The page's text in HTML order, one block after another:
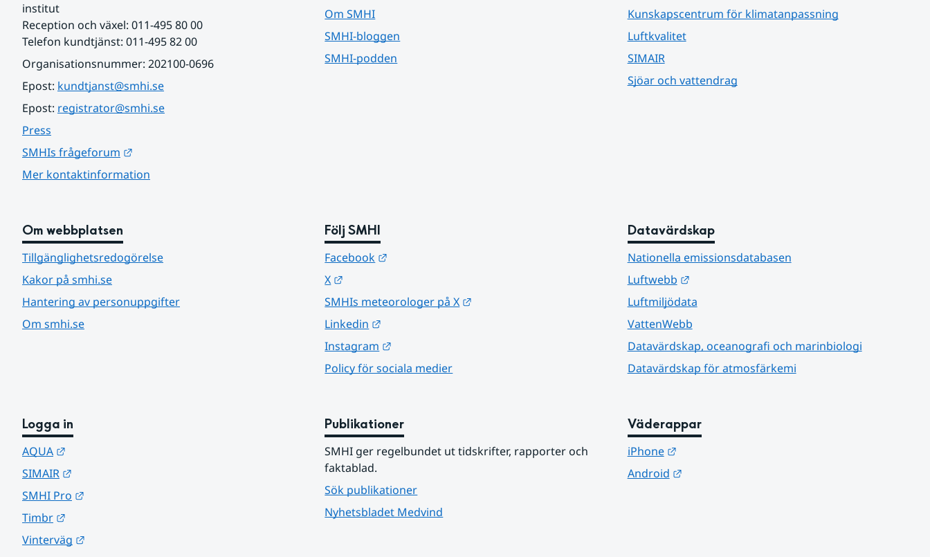
institut
Reception och växel: 011-495 80 00
Telefon kundtjänst: 011-495 82 00
Organisationsnummer: 202100-0696
Epost: kundtjanst@smhi.se
Epost: registrator@smhi.se
Press
SMHIs frågeforum
Mer kontaktinformation
Om SMHI
SMHI-bloggen
SMHI-podden
Kunskapscentrum för klimatanpassning
Luftkvalitet
SIMAIR
Sjöar och vattendrag
Om webbplatsen
Tillgänglighetsredogörelse
Kakor på smhi.se
Hantering av personuppgifter
Om smhi.se
Följ SMHI
Facebook
X
SMHIs meteorologer på X
Linkedin
Instagram
Policy för sociala medier
Datavärdskap
Nationella emissionsdatabasen
Luftwebb
Länk till annan webbplats.
Luftmiljödata
VattenWebb
Datavärdskap, oceanografi och marinbiologi
Datavärdskap för atmosfärkemi
Logga in
AQUA
SIMAIR
SMHI Pro
Timbr
Vinterväg
Publikationer
SMHI ger regelbundet ut tidskrifter, rapporter och
faktablad.
Sök publikationer
Nyhetsbladet Medvind
Väderappar
iPhone
Länk till annan webbplats.
Android
Länk till annan webbplats.